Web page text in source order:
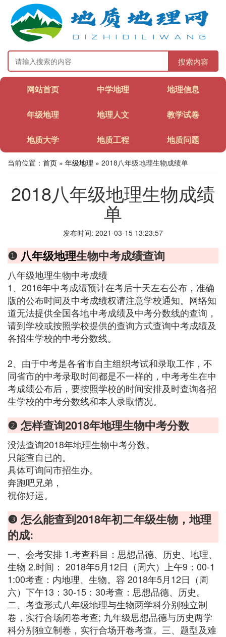
搜索内容
网站首页 中学地理 地理信息
年级地理 地理人文 教学试卷
地质大学 地质工程 地质问题
当前位置： 首页 » 年级地理 » 2018八年级地理生物成绩单
2018八年级地理生物成绩
单
发布时间: 2021-03-15 13:23:57
❶ 八年级地理生物中考成绩查询
八年级地理生物中考成绩
1、2016年中考成绩预计在考后十天左右公布，准确
版的公布时间及中考成绩权请注意学校通知。网络知
道无法提供全国各地中考成绩及中考分数线的查询，
请到学校或按照学校提供的查询方式查询中考成绩及
各招生学校的中考分数线。
2、由于中考是各省市自主组织考试和录取工作，不
同省市的中考录取时间都是不一样的，中考考生在中
考成绩公布后，要按照学校的时间安排及时查询各招
生学校的中考分数线和本人录取情况。
❷ 怎样查询2018年地理生物中考分数
没法查询2018年地理生物中考分数。
只能查自已的。
具体可询问市招生办。
奔跑吧兄弟，
祝你好运。
❸ 怎么能查到2018年初二年级生物，地理
的成:
一、会考安排 1.考查科目：思想品德、历史、地理、
生物 2.时间： 2018年5月12日（周六）上午9：00-1
1:00考查：内地理、生物。容 2018年5月12日（周
六）下午13：30-15：30考查：思想品德、历史。
二、考查形式八年级地理与生物两学科分别独立制
卷，实行合场闭卷考查; 九年级思想品德与历史两学
科分别独立制卷，实行合场开卷考查。三、题型及难